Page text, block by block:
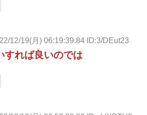
12/19(月) 06:19:39.84 ID:3/DEut23
すれば良いのでは